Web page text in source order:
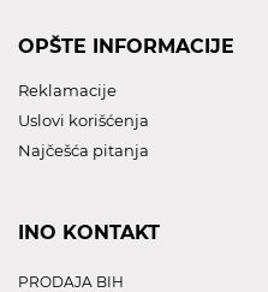
OPŠTE INFORMACIJE
Reklamacije
Uslovi korišćenja
Najčešća pitanja
INO KONTAKT
PRODAJA BIH